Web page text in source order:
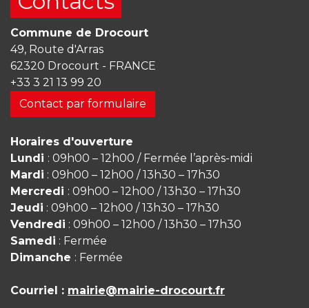
Commune de Drocourt
49, Route d'Arras
62320 Drocourt - FRANCE
+33 3 21 13 99 20
Contact par formulaire
Horaires d'ouverture
Lundi : 09h00 – 12h00 / Fermée l’après-midi
Mardi : 09h00 – 12h00 / 13h30 – 17h30
Mercredi : 09h00 – 12h00 / 13h30 – 17h30
Jeudi : 09h00 – 12h00 / 13h30 – 17h30
Vendredi : 09h00 – 12h00 / 13h30 – 17h30
Samedi : Fermée
Dimanche : Fermée
Courriel : mairie@mairie-drocourt.fr